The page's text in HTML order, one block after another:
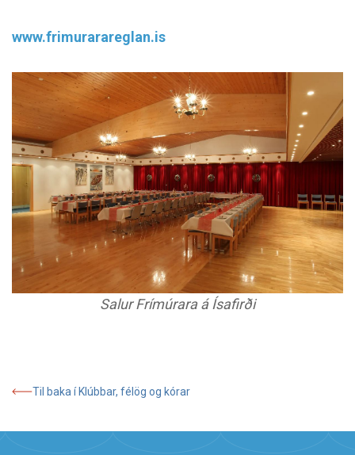
www.frimurarareglan.is
Salur Frímúrara á Ísafirði
Til baka í Klúbbar, félög og kórar